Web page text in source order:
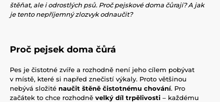
štěňat, ale i odrostlých psů. Proč pejskové doma čůrají? A jak
je tento nepříjemný zlozvyk odnaučit?
Proč pejsek doma čůrá
Pes je čistotné zvíře a rozhodně není jeho cílem pobývat
v místě, které si napřed znečistí výkaly. Proto většinou
nebývá složité naučit štěně čistotnému chování. Pro
začátek to chce rozhodně velký díl trpělivosti – každému